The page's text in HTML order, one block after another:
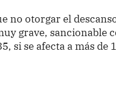
no otorgar el
grave, sancionable
si se afecta a más de